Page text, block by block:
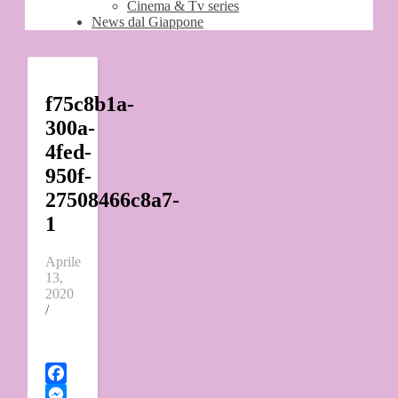
Cinema & Tv series
News dal Giappone
f75c8b1a-
300a-
4fed-
950f-
27508466c8a7-
1
Aprile
13,
2020
/
Facebook